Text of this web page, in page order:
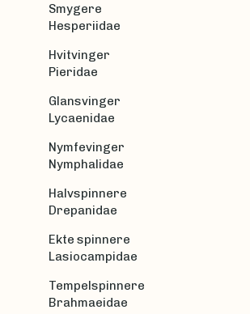
Smygere
Hesperiidae
Hvitvinger
Pieridae
Glansvinger
Lycaenidae
Nymfevinger
Nymphalidae
Halvspinnere
Drepanidae
Ekte spinnere
Lasiocampidae
Tempelspinnere
Brahmaeidae